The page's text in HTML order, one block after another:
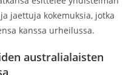
jaettuja kokemuksia, jotka
kanssa urheilussa.
australialaisten